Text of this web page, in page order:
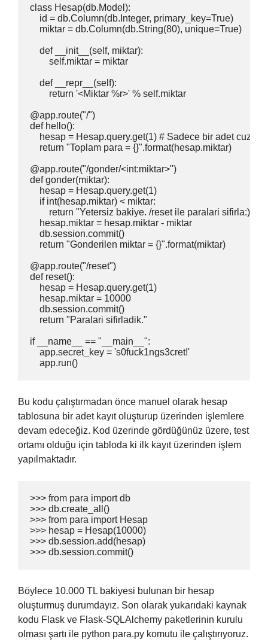
class Hesap(db.Model):
    id = db.Column(db.Integer, primary_key=True)
    miktar = db.Column(db.String(80), unique=True)
    def __init__(self, miktar):
        self.miktar = miktar
    def __repr__(self):
        return '<Miktar %r>' % self.miktar
@app.route("/")
def hello():
hesap = Hesap.query.get(1) # Sadece bir adet cuzdan
    return "Toplam para = {}".format(hesap.miktar)
@app.route("/gonder/<int:miktar>")
def gonder(miktar):
    hesap = Hesap.query.get(1)
    if int(hesap.miktar) < miktar:
        return "Yetersiz bakiye. /reset ile paralari sifirla:)"
    hesap.miktar = hesap.miktar - miktar
    db.session.commit()
    return "Gonderilen miktar = {}".format(miktar)
@app.route("/reset")
def reset():
    hesap = Hesap.query.get(1)
    hesap.miktar = 10000
    db.session.commit()
    return "Paralari sifirladik."
if __name__ == "__main__":
    app.secret_key = 's0fuck1ngs3cret!'
    app.run()
Bu kodu çalıştırmadan önce manuel olarak hesap
tablosuna bir adet kayıt oluşturup üzerinden işlemlere
devam edeceğiz. Kod üzerinde gördüğünüz üzere, test
ortamı olduğu için tabloda ki ilk kayıt üzerinden işlem
yapılmaktadır.
>>> from para import db
>>> db.create_all()
>>> from para import Hesap
>>> hesap = Hesap(10000)
>>> db.session.add(hesap)
Böylece 10.000 TL bakiyesi bulunan bir hesap
oluşturmuş durumdayız. Son olarak yukarıdaki kaynak
kodu Flask ve Flask-SQLAlchemy paketlerinin kurulu
olması şartı ile python para.py komutu ile çalıştırıyoruz.